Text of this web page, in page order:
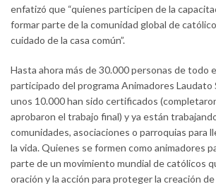
enfatizó que “quienes participen de la
formar parte de la comunidad global de
cuidado de la casa común”.
Hasta ahora más de 30.000 personas de todo
participado del programa Animadores Laudato
unos 10.000 han sido certificados
aprobaron el trabajo final) y ya están
comunidades, asociaciones o parroquias para
la vida. Quienes se formen como animadores
parte de un movimiento mundial de católicos
oración y la acción para proteger la creación